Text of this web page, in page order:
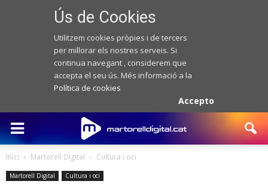
Ús de Cookies
Utilitzem cookies pròpies i de tercers
per millorar els nostres serveis. Si
continua navegant , considerem que
accepta el seu ús. Més informació a la
Política de cookies
Accepto
Inici Martorell Digital Cultura i oci
Martorell Digital Cultura i oci